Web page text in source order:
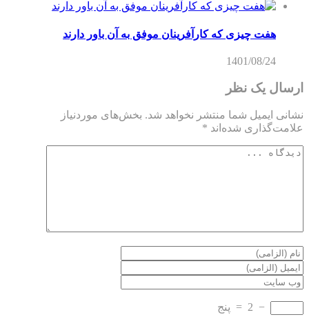
هفت چیزی که کارآفرینان موفق به آن باور دارند
1401/08/24
ارسال یک نظر
نشانی ایمیل شما منتشر نخواهد شد. بخش‌های موردنیاز
علامت‌گذاری شده‌اند *
−
2
= پنج